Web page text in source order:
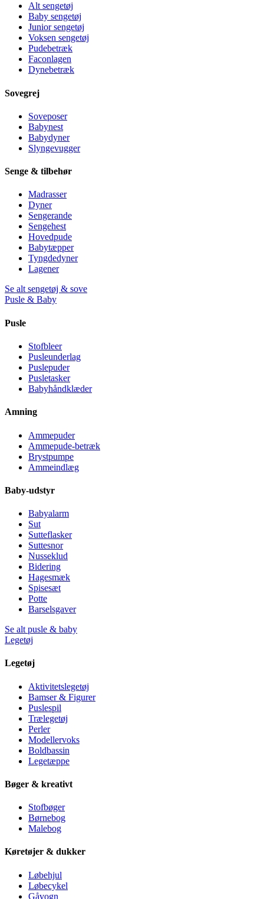
Alt sengetøj
Baby sengetøj
Junior sengetøj
Voksen sengetøj
Pudebetræk
Faconlagen
Dynebetræk
Sovegrej
Soveposer
Babynest
Babydyner
Slyngevugger
Senge & tilbehør
Madrasser
Dyner
Sengerande
Sengehest
Hovedpude
Babytæpper
Tyngdedyner
Lagener
Se alt sengetøj & sove
Pusle & Baby
Pusle
Stofbleer
Pusleunderlag
Puslepuder
Pusletasker
Babyhåndklæder
Amning
Ammepuder
Ammepude-betræk
Brystpumpe
Ammeindlæg
Baby-udstyr
Babyalarm
Sut
Sutteflasker
Suttesnor
Nusseklud
Bidering
Hagesmæk
Spisesæt
Potte
Barselsgaver
Se alt pusle & baby
Legetøj
Legetøj
Aktivitetslegetøj
Bamser & Figurer
Puslespil
Trælegetøj
Perler
Modellervoks
Boldbassin
Legetæppe
Bøger & kreativt
Stofbøger
Børnebog
Malebog
Køretøjer & dukker
Løbehjul
Løbecykel
Gåvogn